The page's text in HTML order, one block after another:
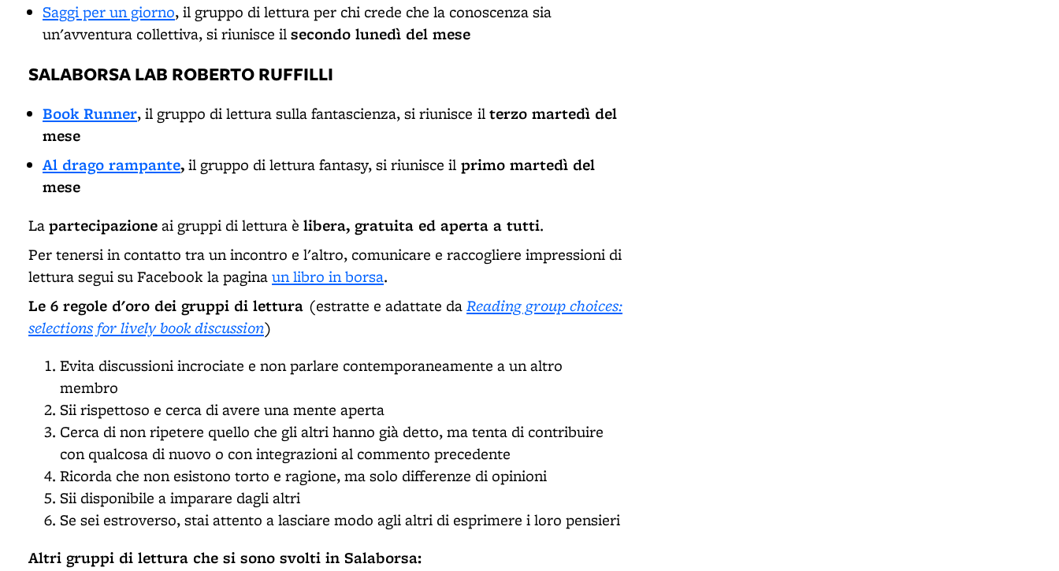
Saggi per un giorno, il gruppo di lettura per chi crede che la conoscenza sia
un'avventura collettiva, si riunisce ilsecondo lunedì del mese
SALABORSA LAB ROBERTO RUFFILLI
Book Runner, il gruppo di lettura sulla fantascienza, si riunisce ilterzo martedì del
mese
Al drago rampante,il gruppo di lettura fantasy, si riunisce il primo martedì del
mese
Lapartecipazioneai gruppi di lettura è libera, gratuita ed aperta a tutti.
Per tenersi in contatto tra un incontro e l'altro, comunicare e raccogliere impressioni di
lettura segui su Facebook la paginaun libro in borsa.
Le 6 regole d'oro dei gruppi di lettura (estratte e adattate daReading group choices:
selections for lively book discussion)
Evita discussioni incrociate e non parlare contemporaneamente a un altro
membro
Sii rispettoso e cerca di avere una mente aperta
Cerca di non ripetere quello che gli altri hanno già detto, ma tenta di contribuire
con qualcosa di nuovo o con integrazioni al commento precedente
Ricorda che non esistono torto e ragione, ma solo differenze di opinioni
Sii disponibile a imparare dagli altri
Se sei estroverso, stai attento a lasciare modo agli altri di esprimere i loro pensieri
Altri gruppi di lettura che si sono svolti in Salaborsa: